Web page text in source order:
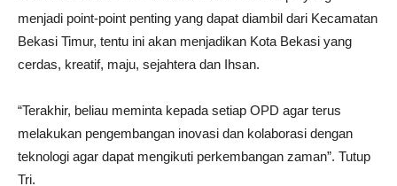
menjadi point-point penting yang dapat diambil dari Kecamatan
Bekasi Timur, tentu ini akan menjadikan Kota Bekasi yang
cerdas, kreatif, maju, sejahtera dan Ihsan.
“Terakhir, beliau meminta kepada setiap OPD agar terus
melakukan pengembangan inovasi dan kolaborasi dengan
teknologi agar dapat mengikuti perkembangan zaman”. Tutup
Tri.